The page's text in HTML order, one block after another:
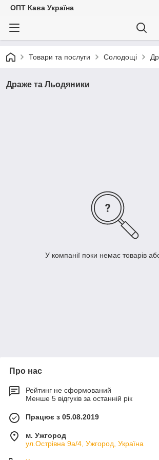
ОПТ Кава Україна
Товари та послуги Солодощі
Драже та Льодяники
У компанії поки немає товарів
Про нас
Рейтинг не сформований
Менше 5 відгуків за останній рік
Працює з 05.08.2019
м. Ужгород
ул.Острівна 9а/4, Ужгород, Україна